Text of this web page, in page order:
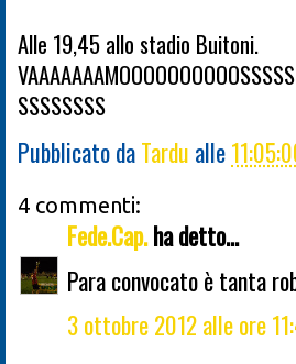
Alle 19,45 allo stadio Buitoni.
SSSSSSSS
Pubblicato daTardu alle
4 commenti:
Fede.Cap.ha detto...
Para convocato è tanta
3 ottobre 2012 alle ore